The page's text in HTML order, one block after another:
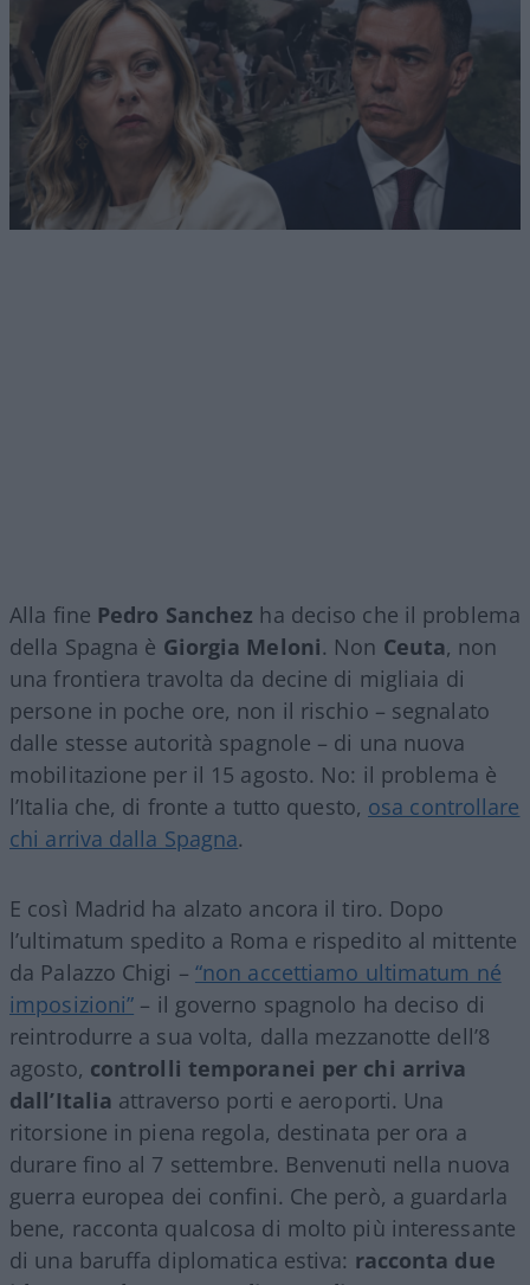
Alla fine Pedro Sanchez ha deciso che il problema
della Spagna è Giorgia Meloni. Non Ceuta, non
una frontiera travolta da decine di migliaia di
persone in poche ore, non il rischio – segnalato
dalle stesse autorità spagnole – di una nuova
mobilitazione per il 15 agosto. No: il problema è
l’Italia che, di fronte a tutto questo, osa controllare
chi arriva dalla Spagna.
E così Madrid ha alzato ancora il tiro. Dopo
l’ultimatum spedito a Roma e rispedito al mittente
da Palazzo Chigi – “non accettiamo ultimatum né
imposizioni” – il governo spagnolo ha deciso di
reintrodurre a sua volta, dalla mezzanotte dell’8
agosto, controlli temporanei per chi arriva
dall’Italia attraverso porti e aeroporti. Una
ritorsione in piena regola, destinata per ora a
durare fino al 7 settembre. Benvenuti nella nuova
guerra europea dei confini. Che però, a guardarla
bene, racconta qualcosa di molto più interessante
di una baruffa diplomatica estiva: racconta due